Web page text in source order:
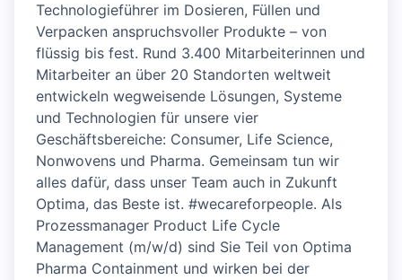
Technologieführer im Dosieren, Füllen und
Verpacken anspruchsvoller Produkte – von
flüssig bis fest. Rund 3.400 Mitarbeiterinnen und
Mitarbeiter an über 20 Standorten weltweit
entwickeln wegweisende Lösungen, Systeme
und Technologien für unsere vier
Geschäftsbereiche: Consumer, Life Science,
Nonwovens und Pharma. Gemeinsam tun wir
alles dafür, dass unser Team auch in Zukunft
Optima, das Beste ist. #wecareforpeople. Als
Prozessmanager Product Life Cycle
Management (m/w/d) sind Sie Teil von Optima
Pharma Containment und wirken bei der